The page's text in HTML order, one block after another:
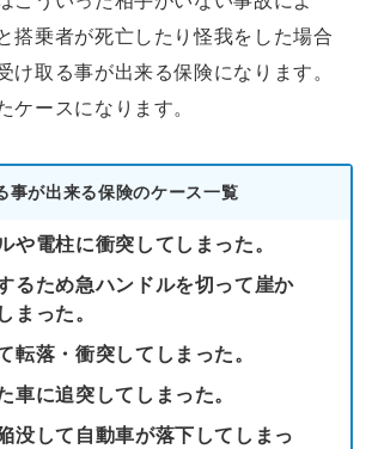
搭乗者が死亡したり怪我をした場合
け取る事が出来る保険になります。
ケースになります。
事が出来る保険のケース一覧
や電柱に衝突してしまった。
るため急ハンドルを切って崖か
まった。
転落・衝突してしまった。
車に追突してしまった。
没して自動車が落下してしまっ